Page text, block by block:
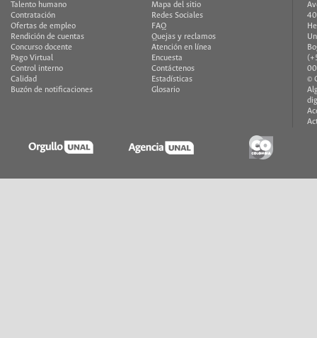
Talento humano
Contratación
Ofertas de empleo
Rendición de cuentas
Concurso docente
Pago Virtual
Control interno
Calidad
Buzón de notificaciones
Mapa del sitio
Redes Sociales
FAQ
Quejas y reclamos
Atención en línea
Encuesta
Contáctenos
Estadísticas
Glosario
©